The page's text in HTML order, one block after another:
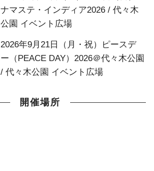
ナマステ・インディア2026 / 代々木
公園 イベント広場
2026年9月21日（月・祝）ピースデ
ー（PEACE DAY）2026＠代々木公園
/ 代々木公園 イベント広場
開催場所